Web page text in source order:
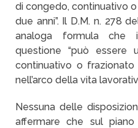
di congedo, continuativo
due anni”. Il D.M. n. 278
analoga formula che
questione “può essere
continuativo o
nell’arco della vita
Nessuna delle
affermare che sul